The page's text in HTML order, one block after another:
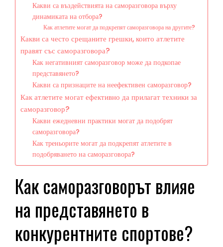
Какви са въздействията на саморазговора върху
динамиката на отбора?
Как атлетите могат да подкрепят саморазговора на другите?
Какви са често срещаните грешки, които атлетите
правят със саморазговора?
Как негативният саморазговор може да подкопае
представянето?
Какви са признаците на неефективен саморазговор?
Как атлетите могат ефективно да прилагат техники за
саморазговор?
Какви ежедневни практики могат да подобрят
саморазговора?
Как треньорите могат да подкрепят атлетите в
подобряването на саморазговора?
Как саморазговорът влияе
на представянето в
конкурентните спортове?